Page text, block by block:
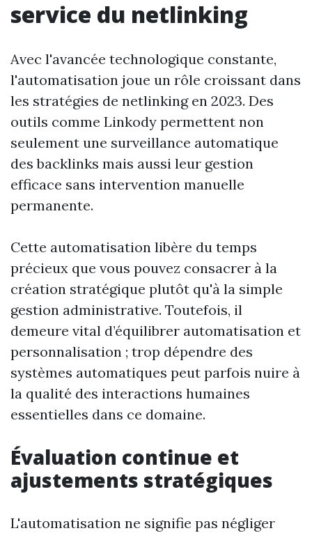
service du netlinking
Avec l'avancée technologique constante,
l'automatisation joue un rôle croissant dans
les stratégies de netlinking en 2023. Des
outils comme Linkody permettent non
seulement une surveillance automatique
des backlinks mais aussi leur gestion
efficace sans intervention manuelle
permanente.
Cette automatisation libère du temps
précieux que vous pouvez consacrer à la
création stratégique plutôt qu'à la simple
gestion administrative. Toutefois, il
demeure vital d’équilibrer automatisation et
personnalisation ; trop dépendre des
systèmes automatiques peut parfois nuire à
la qualité des interactions humaines
essentielles dans ce domaine.
Évaluation continue et
ajustements stratégiques
L'automatisation ne signifie pas négliger